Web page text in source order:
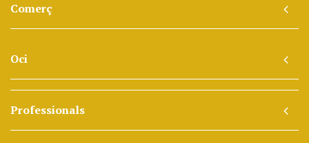
Comerç
Oci
Professionals